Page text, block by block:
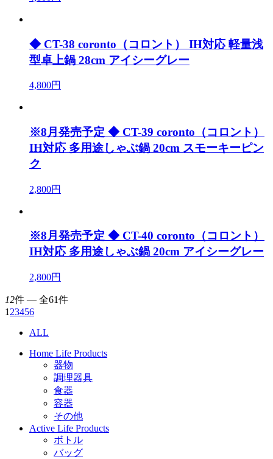
◆ CT-38 coronto（コロント） IH対応 軽量浅
型卓上鍋 28cm アイシーグレー
4,800円
※8月発売予定 ◆ CT-39 coronto（コロント）
IH対応 多用途しゃぶ鍋 20cm スモーキーピン
ク
2,800円
※8月発売予定 ◆ CT-40 coronto（コロント）
IH対応 多用途しゃぶ鍋 20cm アイシーグレー
2,800円
12件 ― 全61件
1 23456
ALL
Home Life Products
器物
調理器具
食器
容器
その他
Active Life Products
ボトル
バッグ